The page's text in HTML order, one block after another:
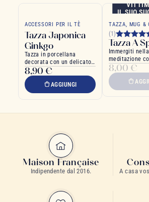
ACCESSORI PER IL TÈ
Tazza Japonica
Ginkgo
Tazza in porcellana
decorata con un delicato
motivo ginkgo blu su
fondo bianco
8,90 €
AGGIUNGI
IL SUO
TAZZA, MUG &
(1)
Tazza A
Immergiti nella
meditazione
Giapponese
8,00 €
Maison Française
Indipendente dal 2016. A casa